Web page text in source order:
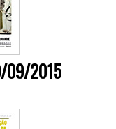
09/2015